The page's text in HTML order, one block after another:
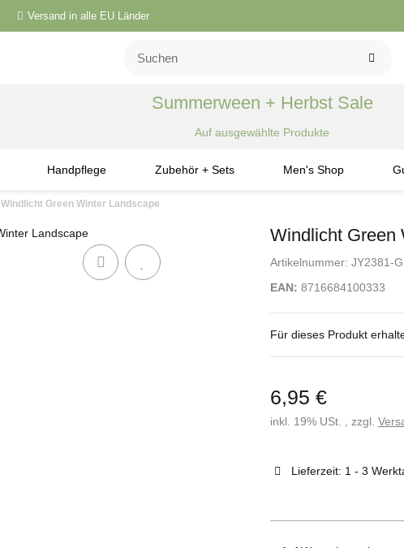
Versand in alle EU Länder
Summerween + Herbst Sale
Auf ausgewählte Produkte
Handpflege Zubehör + Sets Men's Shop
Windlicht Green Winter Landscape
Windlicht Green
Artikelnummer: JY2381-G
EAN: 8716684100333
Für dieses Produkt
6,95 €
inkl. 19% USt. , zzgl.
Lieferzeit: 1 - 3